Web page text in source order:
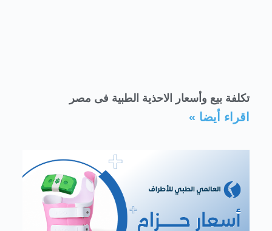
تكلفة بيع وأسعار الاحذية الطبية فى مصر
اقراء أيضا »